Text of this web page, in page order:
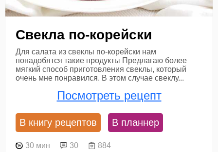
Свекла по-корейски
Для салата из свеклы по-корейски нам
понадобятся такие продукты Предлагаю более
мягкий способ приготовления свеклы, который
очень мне понравился. В этом случае свеклу...
Посмотреть рецепт
В книгу рецептов В планнер
30 мин 30 884